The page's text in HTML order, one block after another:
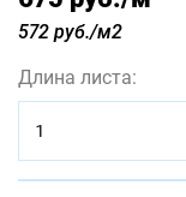
572 руб./м2
Длина листа:
1